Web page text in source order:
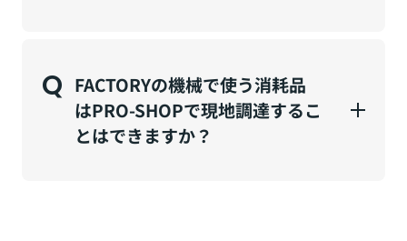
Q FACTORYの機械で使う消耗品
はPRO-SHOPで現地調達するこ
とはできますか？